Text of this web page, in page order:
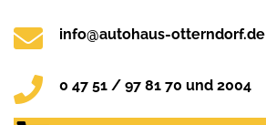
info@autohaus-otterndorf.de
0 47 51 / 97 81 70 und 2004